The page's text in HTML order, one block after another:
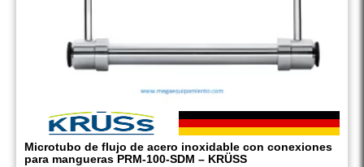
Microtubo de flujo de acero inoxidable con conexiones
para mangueras PRM-100-SDM – KRÜSS